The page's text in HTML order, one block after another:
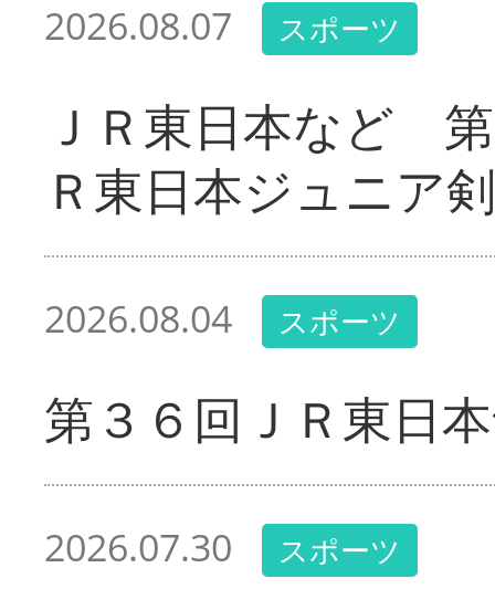
2026.08.07 スポーツ
ＪＲ東日本など
Ｒ東日本ジュニア
2026.08.04 スポーツ
第３６回ＪＲ東日
2026.07.30 スポーツ